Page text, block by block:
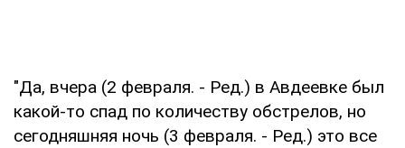
"Да, вчера (2 февраля. - Ред.) в Авдеевке был
какой-то спад по количеству обстрелов, но
сегодняшняя ночь (3 февраля. - Ред.) это все